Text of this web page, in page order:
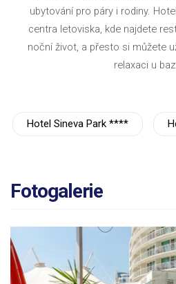
ubytování pro páry i rodiny.
centra letoviska, kde najdete
noční život, a přesto si můžete
relaxaci u
Hotel Sineva Park ****
Fotogalerie